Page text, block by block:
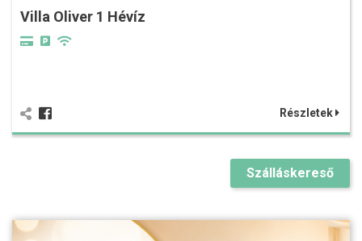
Villa Oliver 1 Hévíz
Részletek
Szálláskereső